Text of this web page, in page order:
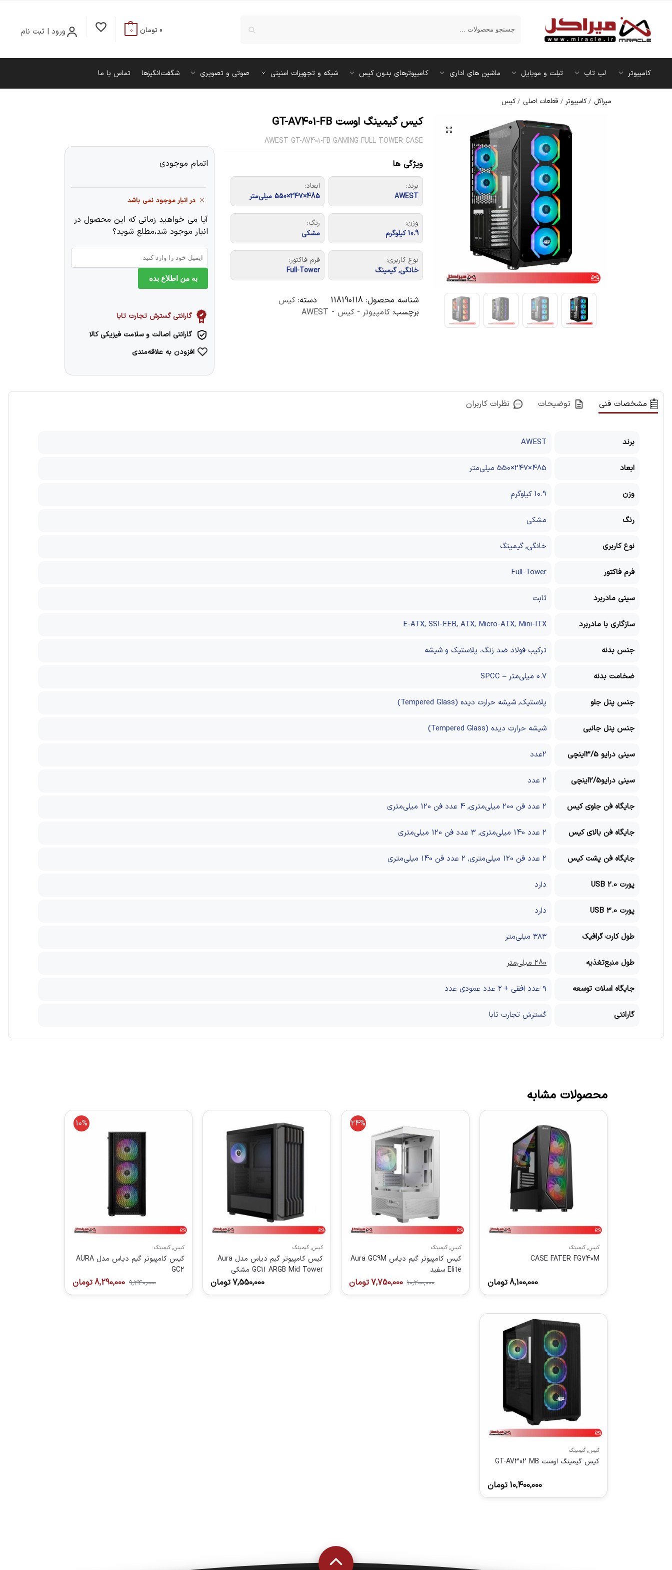
ورود | ثبت نام 0 تومان 0
کامپیوتر لپ تاپ تبلت و موبایل ماشین‌ های اداری کامپیوترهای بدون کیس شبکه و تجهیزات امنیتی صوتی و تصویری شگفت‌انگیزها تماس با ما
میراکل /کامپیوتر /قطعات اصلی /کیس
کیس گیمینگ اوست GT-AV401-FB
AWEST GT-AV401-FB GAMING FULL TOWER CASE
ویژگی ها
برند:
AWEST
ابعاد:
485×247×550 میلی‌متر
وزن:
10.9 کیلوگرم
رنگ:
مشکی
نوع کاربری:
خانگی, گیمینگ
فرم فاکتور:
Full-Tower
شناسه محصول:118190118 دسته:کیس
برچسب:کامپیوتر - کیس - AWEST
اتمام موجودی
در انبار موجود نمی باشد
آیا می خواهید زمانی که این محصول در
انبار موجود شد،مطلع شوید؟
به من اطلاع بده
گارانتی گسترش تجارت تابا
گارانتی اصالت و سلامت فیزیکی کالا
افزودن به علاقه‌مندی
مشخصات فنی توضیحات نظرات کاربران
برند AWEST
ابعاد 485×247×550 میلی‌متر
وزن 10.9 کیلوگرم
رنگ مشکی
نوع کاربری خانگی, گیمینگ
فرم فاکتور Full-Tower
سینی مادربرد ثابت
سازگاری با مادربرد E-ATX, SSI-EEB, ATX, Micro-ATX, Mini-ITX
جنس بدنه ترکیب فولاد ضد زنگ، پلاستیک و شیشه
ضخامت بدنه 0.7 میلی‌متر – SPCC
جنس پنل جلو پلاستیک, شیشه حرارت دیده (Tempered Glass)
جنس پنل جانبی شیشه حرارت دیده (Tempered Glass)
سینی درایو 3/5اینچی 2عدد
سینی درایو2/5اینچی 2 عدد
جایگاه فن جلوی کیس 2 عدد فن 200 میلی‌متری, 4 عدد فن 120 میلی‌متری
جایگاه فن بالای کیس 2 عدد 140 میلی‌متری, 3 عدد فن 120 میلی‌متری
جایگاه فن پشت کیس 2 عدد فن 120 میلی‌متری, 2 عدد فن 140 میلی‌متری
پورت USB 2.0 دارد
پورت USB 3.0 دارد
طول کارت گرافیک ۳۸۳ میلی‌متر
طول منبع‌تغذیه 280 میلی‌متر
جایگاه اسلات توسعه ۹ عدد افقی + ۲ عدد عمودی عدد
گارانتی گسترش تجارت تابا
محصولات مشابه
کیس,گیمینگ
CASE FATER FG740M
8,100,000تومان
24%
کیس,گیمینگ
کیس کامپیوتر گیم دیاس Aura GC9M
Elite سفید
10,200,000
7,750,000تومان
کیس,گیمینگ
کیس کامپیوتر گیم دیاس مدل Aura
GC11 ARGB Mid Tower مشکی
7,550,000تومان
10%
کیس,گیمینگ
کیس کامپیوتر گیم دیاس مدل AURA
GC2
9,240,000
8,290,000تومان
کیس,گیمینگ
کیس گیمینگ اوست GT-AV302 MB
10,400,000 تومان